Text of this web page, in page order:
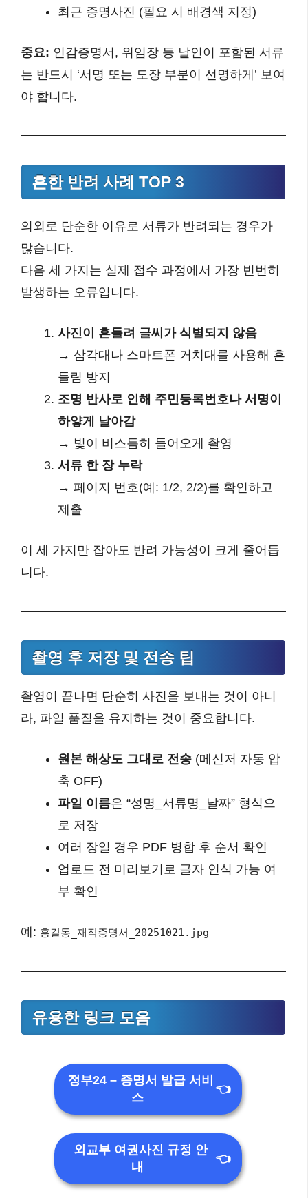
최근 증명사진 (필요 시 배경색 지정)
중요: 인감증명서, 위임장 등 날인이 포함된 서류
는 반드시 ‘서명 또는 도장 부분이 선명하게’ 보여
야 합니다.
흔한 반려 사례 TOP 3
의외로 단순한 이유로 서류가 반려되는 경우가
많습니다.
다음 세 가지는 실제 접수 과정에서 가장 빈번히
발생하는 오류입니다.
사진이 흔들려 글씨가 식별되지 않음
→ 삼각대나 스마트폰 거치대를 사용해 흔
들림 방지
조명 반사로 인해 주민등록번호나 서명이
하얗게 날아감
→ 빛이 비스듬히 들어오게 촬영
서류 한 장 누락
→ 페이지 번호(예: 1/2, 2/2)를 확인하고
제출
이 세 가지만 잡아도 반려 가능성이 크게 줄어듭
니다.
촬영 후 저장 및 전송 팁
촬영이 끝나면 단순히 사진을 보내는 것이 아니
라, 파일 품질을 유지하는 것이 중요합니다.
원본 해상도 그대로 전송 (메신저 자동 압
축 OFF)
파일 이름은 “성명_서류명_날짜” 형식으
로 저장
여러 장일 경우 PDF 병합 후 순서 확인
업로드 전 미리보기로 글자 인식 가능 여
부 확인
예: 홍길동_재직증명서_20251021.jpg
유용한 링크 모음
정부24 – 증명서 발급 서비
스
👈
외교부 여권사진 규정 안
내
👈